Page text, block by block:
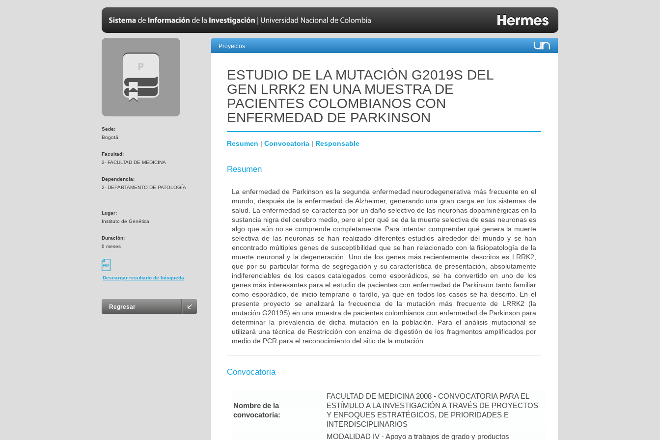
Sede:
Bogotá
Facultad:
2- FACULTAD DE MEDICINA
Dependencia:
2- DEPARTAMENTO DE PATOLOGÍA
Lugar:
Instituto de Genética
Duración:
6 meses
Descargar resultado de búsqueda
Regresar
Proyectos
ESTUDIO DE LA MUTACIÓN G2019S DEL
GEN LRRK2 EN UNA MUESTRA DE
PACIENTES COLOMBIANOS CON
ENFERMEDAD DE PARKINSON
Resumen | Convocatoria | Responsable
Resumen
La enfermedad de Parkinson es la segunda enfermedad neurodegenerativa más frecuente en el
mundo, después de la enfermedad de Alzheimer, generando una gran carga en los sistemas de
salud. La enfermedad se caracteriza por un daño selectivo de las neuronas dopaminérgicas en la
sustancia nigra del cerebro medio, pero el por qué se da la muerte selectiva de esas neuronas es
algo que aún no se comprende completamente. Para intentar comprender qué genera la muerte
selectiva de las neuronas se han realizado diferentes estudios alrededor del mundo y se han
encontrado múltiples genes de susceptibilidad que se han relacionado con la fisiopatología de la
muerte neuronal y la degeneración. Uno de los genes más recientemente descritos es LRRK2,
que por su particular forma de segregación y su característica de presentación, absolutamente
indiferenciables de los casos catalogados como esporádicos, se ha convertido en uno de los
genes más interesantes para el estudio de pacientes con enfermedad de Parkinson tanto familiar
como esporádico, de inicio temprano o tardío, ya que en todos los casos se ha descrito. En el
presente proyecto se analizará la frecuencia de la mutación más frecuente de LRRK2 (la
mutación G2019S) en una muestra de pacientes colombianos con enfermedad de Parkinson para
determinar la prevalencia de dicha mutación en la población. Para el análisis mutacional se
utilizará una técnica de Restricción con enzima de digestión de los fragmentos amplificados por
medio de PCR para el reconocimiento del sitio de la mutación.
Convocatoria
Nombre de la
convocatoria:
FACULTAD DE MEDICINA 2008 - CONVOCATORIA PARA EL
ESTÍMULO A LA INVESTIGACIÓN A TRAVÉS DE PROYECTOS
Y ENFOQUES ESTRATÉGICOS, DE PRIORIDADES E
INTERDISCIPLINARIOS
MODALIDAD IV - Apoyo a trabajos de grado y productos